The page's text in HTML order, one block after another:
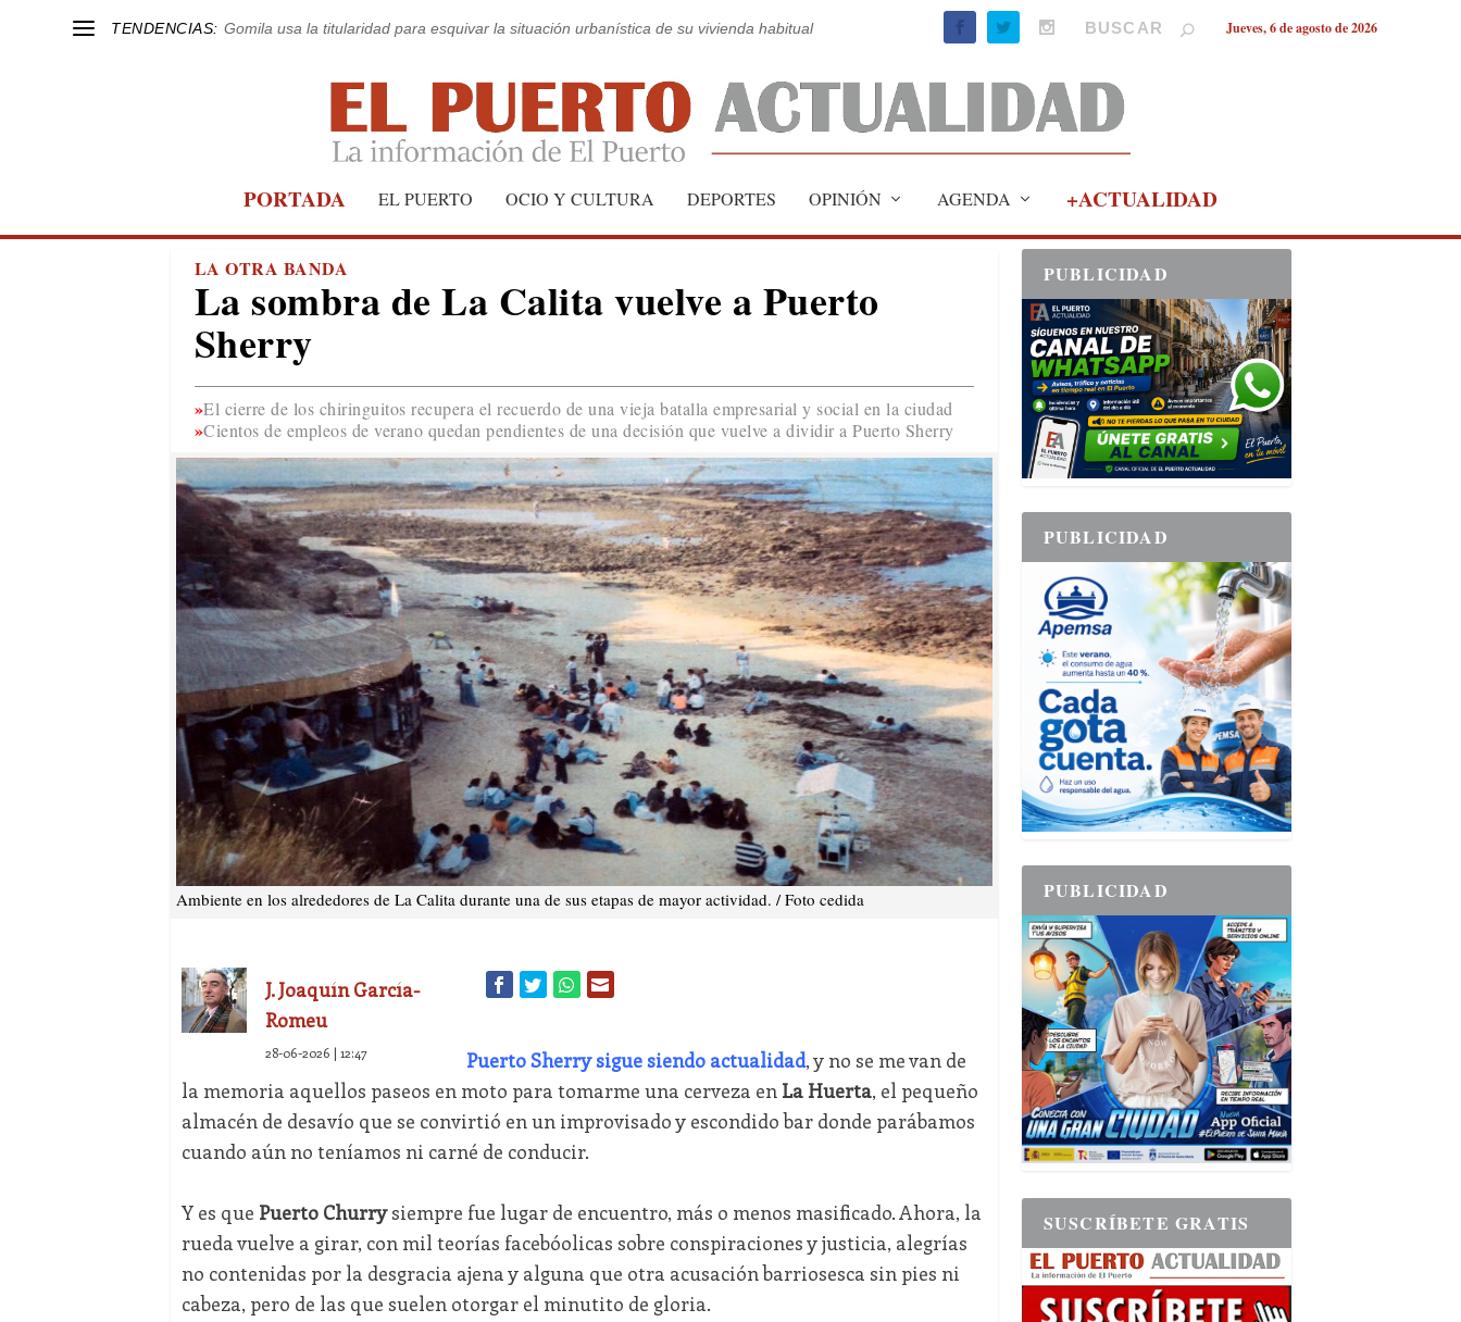
TENDENCIAS: Gomila usa la titularidad para esquivar la situación urbanística de su vivienda habitual Jueves, 6 de agosto de 2026
PORTADA EL PUERTO OCIO Y CULTURA DEPORTES OPINIÓN AGENDA +ACTUALIDAD
LA OTRA BANDA
La sombra de La Calita vuelve a Puerto
Sherry
El cierre de los chiringuitos recupera el recuerdo de una vieja batalla empresarial y social en la ciudad
Cientos de empleos de verano quedan pendientes de una decisión que vuelve a dividir a Puerto Sherry
Ambiente en los alrededores de La Calita durante una de sus etapas de mayor actividad. / Foto cedida
J. Joaquín García-
Romeu
28-06-2026 | 12:47 Puerto Sherry sigue siendo actualidad, y no se me van de
la memoria aquellos paseos en moto para tomarme una cerveza en La Huerta, el pequeño
almacén de desavío que se convirtió en un improvisado y escondido bar donde parábamos
cuando aún no teníamos ni carné de conducir.
Y es que Puerto Churrysiempre fue lugar de encuentro, más o menos masificado. Ahora, la
rueda vuelve a girar, con mil teorías facebóolicas sobre conspiraciones y justicia, alegrías
no contenidas por la desgracia ajena y alguna que otra acusación barriosesca sin pies ni
cabeza, pero de las que suelen otorgar el minutito de gloria.
PUBLICIDAD
PUBLICIDAD
PUBLICIDAD
SUSCRÍBETE GRATIS